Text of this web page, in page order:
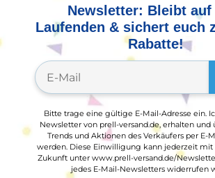
Newsletter: Bleibt auf
Laufenden & sichert euch
Rabatte!
Bitte trage eine gültige E-Mail-Adresse ein.
Newsletter von prell-versand.de, erhalten und
Trends und Aktionen des Verkäufers per E-
werden. Diese Einwilligung kann jederzeit
Zukunft unter www.prell-versand.de/
jedes E-Mail-Newsletters widerrufen